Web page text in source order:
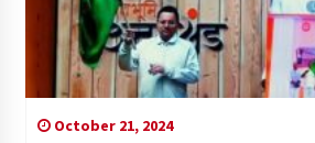
October 21, 2024